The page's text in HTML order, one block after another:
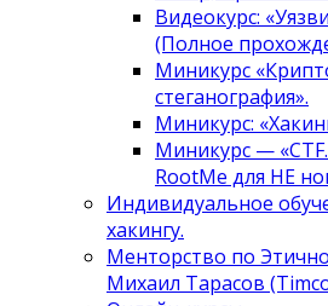
Видеокурс:
(Полное
Миникурс
стеганография».
Миникурс:
Миникурс —
RootMe для НЕ
Индивидуальное
хакингу.
Менторство по
Михаил Тарасов